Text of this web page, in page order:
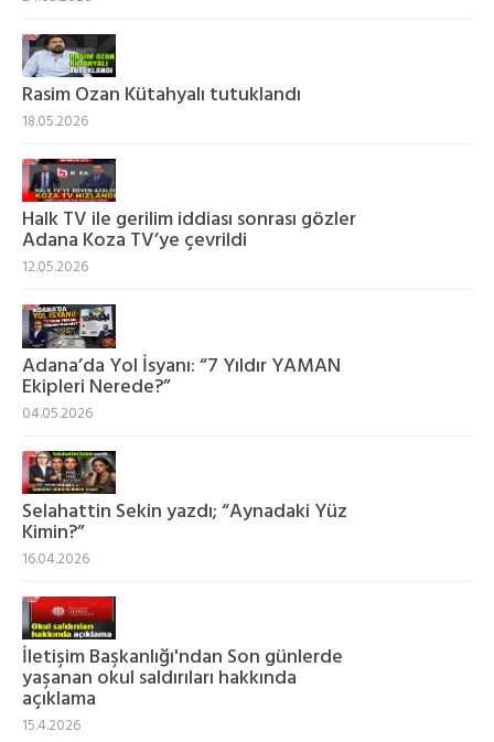
Rasim Ozan Kütahyalı tutuklandı
18.05.2026
Halk TV ile gerilim iddiası sonrası gözler
Adana Koza TV’ye çevrildi
12.05.2026
Adana’da Yol İsyanı: “7 Yıldır YAMAN
Ekipleri Nerede?”
04.05.2026
Selahattin Sekin yazdı; “Aynadaki Yüz
Kimin?”
16.04.2026
İletişim Başkanlığı'ndan Son günlerde
yaşanan okul saldırıları hakkında
açıklama
15.4.2026